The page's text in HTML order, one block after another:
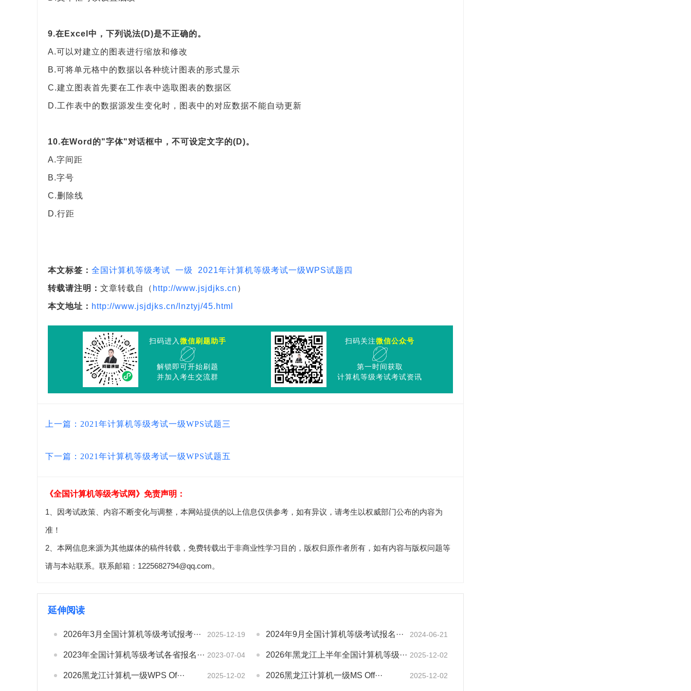
9.在Excel中，下列说法(D)是不正确的。
A.可以对建立的图表进行缩放和修改
B.可将单元格中的数据以各种统计图表的形式显示
C.建立图表首先要在工作表中选取图表的数据区
D.工作表中的数据源发生变化时，图表中的对应数据不能自动更新
10.在Word的"字体"对话框中，不可设定文字的(D)。
A.字间距
B.字号
C.删除线
D.行距
本文标签： 全国计算机等级考试 一级 2021年计算机等级考试一级WPS试题四
转载请注明： 文章转载自（ http://www.jsjdjks.cn ）
本文地址： http://www.jsjdjks.cn/lnztyj/45.html
扫码进入 微信刷题助手
解锁即可开始刷题
并加入考生交流群
扫码关注微信公众号
第一时间获取
计算机等级考试考试资讯
上一篇：2021年计算机等级考试一级WPS试题三
下一篇：2021年计算机等级考试一级WPS试题五
《全国计算机等级考试网》免责声明：
1、因考试政策、内容不断变化与调整，本网站提供的以上信息仅供参考，如有异议，请考生以权威部门公布的内容为
准！
2、本网信息来源为其他媒体的稿件转载，免费转载出于非商业性学习目的，版权归原作者所有，如有内容与版权问题等
请与本站联系。联系邮箱：1225682794@qq.com。
延伸阅读
2026年3月全国计算机等级考试报考··· 2025-12-19 2024年9月全国计算机等级考试报名··· 2024-06-21
2023年全国计算机等级考试各省报名··· 2023-07-04 2026年黑龙江上半年全国计算机等级··· 2025-12-02
2026黑龙江计算机一级WPS Of··· 2025-12-02 2026黑龙江计算机一级MS Off··· 2025-12-02